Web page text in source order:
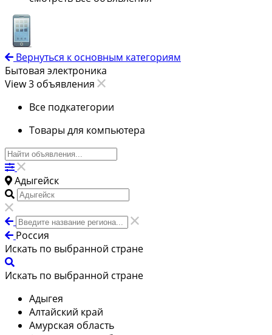
Вернуться к основным категориям
Бытовая электроника
View 3 объявления
Все подкатегории
Товары для компьютера
Адыгейск
Россия
Искать по выбранной стране
Искать по выбранной стране
Адыгея
Алтайский край
Амурская область